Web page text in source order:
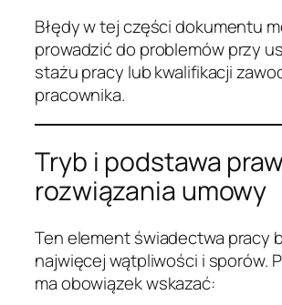
Błędy w tej części dokumentu
prowadzić do problemów przy
stażu pracy lub kwalifikacji
pracownika.
Tryb i podstawa
rozwiązania umowy
Ten element świadectwa pracy
najwięcej wątpliwości i sporów.
ma obowiązek wskazać: